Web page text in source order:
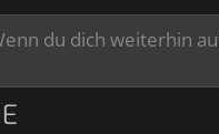
du dich weiterhin